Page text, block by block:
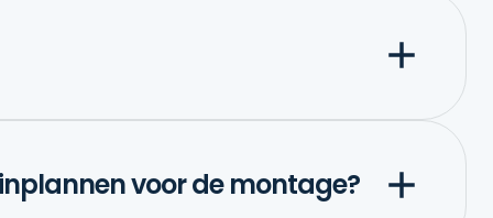
voor de montage?